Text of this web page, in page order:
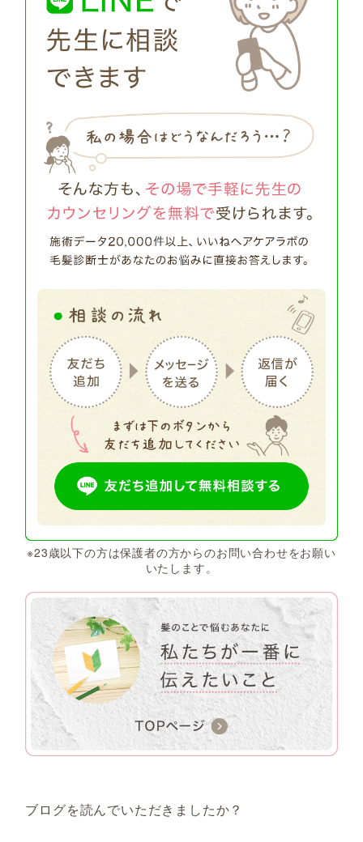
※23歳以下の方は保護者の方からのお問い合わせをお願い
いたします。
ブログを読んでいただきましたか？